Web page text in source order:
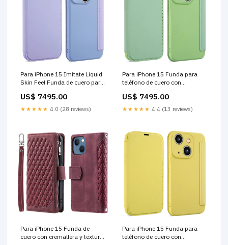
Para iPhone 15 Imitate Liquid
Skin Feel Funda de cuero para
tarjetas (púrpura) acabado
espejo
US$ 7495.00
★★★★★ 4.0 (28 reviews)
Para iPhone 15 Funda para
teléfono de cuero con
ranuras para tarjetas (verde
té) SSD 2.5
US$ 7495.00
★★★★★ 4.4 (13 reviews)
Para iPhone 15 Funda de
cuero con cremallera y textura
Para iPhone 15 Funda para
teléfono de cuero con